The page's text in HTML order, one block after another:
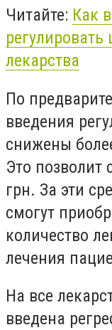
Читайте: Как
лекарства
По
введения
снижены
Это позволит
грн. За эти
смогут
количество
лечения
На все
введена